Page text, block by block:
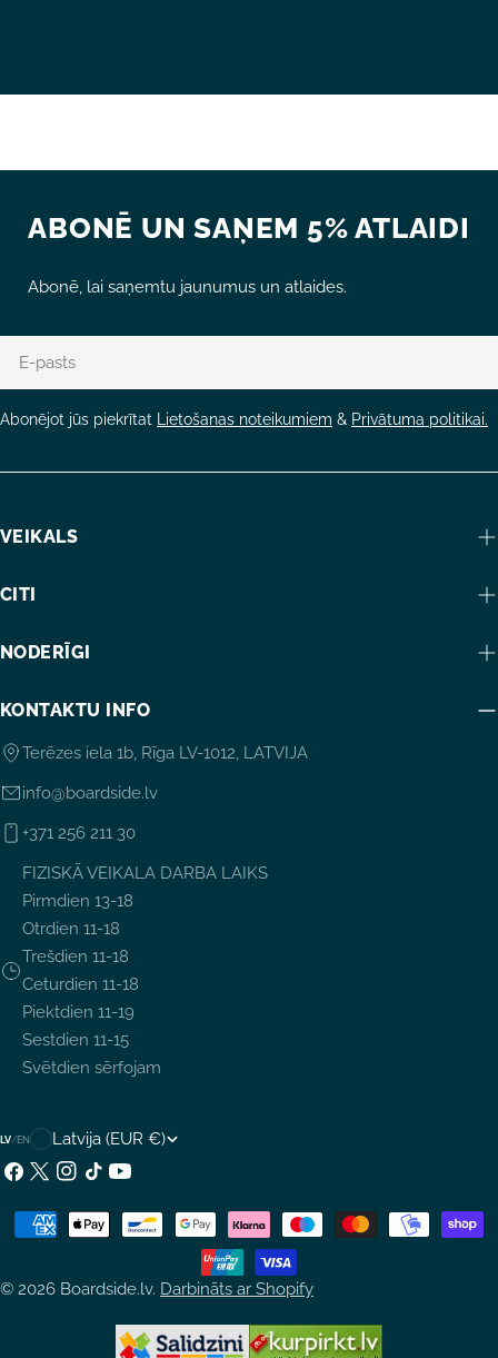
ABONĒ UN SAŅEM 5% ATLAIDI
Abonē, lai saņemtu jaunumus un atlaides.
pasts
Abonējot jūs piekrītat Lietošanas noteikumiem & Privātuma politikai.
VEIKALS
CITI
NODERĪGI
KONTAKTU INFO
Terēzes iela 1b, Rīga LV-1012, LATVIJA
info@boardside.lv
+371 256 211 30
FIZISKĀ VEIKALA DARBA LAIKS
Pirmdien 13-18
Otrdien 11-18
Trešdien 11-18
Ceturdien 11-18
Piektdien 11-19
Sestdien 11-15
Svētdien sērfojam
LV/EN V
A
L
S
T
Latvija (EUR €)
Facebook
X
Instagram
TikTokYouTube
© 2026 Boardside.lv. Darbināts ar Shopify
Maksājumu